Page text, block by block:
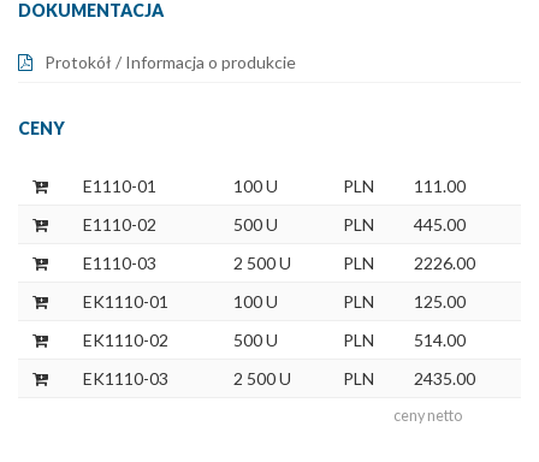
DOKUMENTACJA
Protokół / Informacja o produkcie
CENY
E1110-01 100 U PLN
111.00
E1110-02
500 U PLN
445.00
E1110-03
2 500 U PLN
2226.00
EK1110-01
100 U PLN
125.00
EK1110-02
500 U PLN
514.00
EK1110-03
2 500 U PLN 2435.00
ceny netto